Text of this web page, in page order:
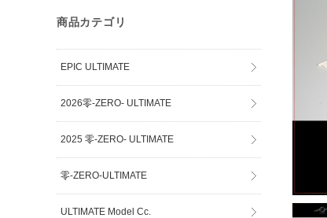
商品カテゴリ
EPIC ULTIMATE
2026零-ZERO- ULTIMATE
2025 零-ZERO- ULTIMATE
零-ZERO-ULTIMATE
ULTIMATE Model Cc.